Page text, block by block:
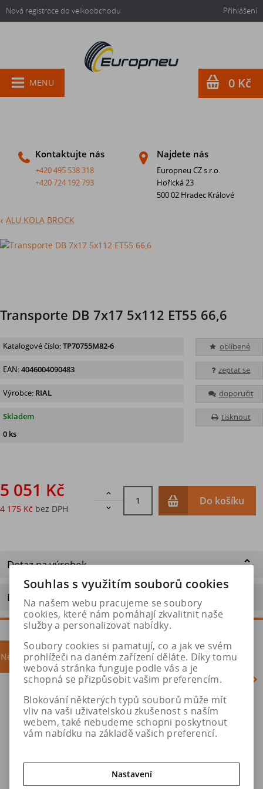
Nová registrace do velkoobchodu Přihlášení
Kontaktujte nás
+420 495 538 318
+420 724 192 793
Najdete nás
Europneu CZ s.r.o.
Hořická 23
500 02 Hradec Králové
MENU 0 Kč
ALU KOLA BROCK
Transporte DB 7x17 5x112 ET55 66,6
oblíbené
zeptat se
doporučit
tisknout
Katalogové číslo:TP70755M82-6
EAN:4046004090483
Výrobce: RIAL
Skladem
0 ks
5 051 Kč
4 175 Kč bez DPH


Do košíku
Dotaz na výrobek
Doporučit výrobek
Nejprodávanější akce
Akce
Souhlas s využitím souborů cookies
Na našem webu pracujeme se soubory
cookies, které nám pomáhají zkvalitnit naše
služby a personalizovat nabídky.
Soubory cookies si pamatují, co a jak ve svém
prohlížeči na daném zařízení děláte. Díky tomu
webová stránka funguje podle vás a je
schopná se přizpůsobit vašim preferencím.
Blokování některých typů souborů může mít
vliv na vaši uživatelskou zkušenost s naším
webem, také nebudeme schopni poskytnout
vám nabídku na základě vašich preferencí.
Nastavení